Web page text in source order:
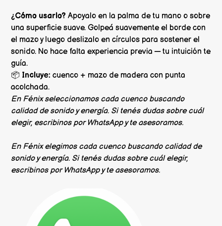
¿Cómo usarlo? Apoyalo en la palma de tu mano o sobre
una superficie suave. Golpeá suavemente el borde con
el mazo y luego deslizalo en círculos para sostener el
sonido. No hace falta experiencia previa — tu intuición te
guía.
📦 Incluye: cuenco + mazo de madera con punta
acolchada.
En Fénix seleccionamos cada cuenco buscando
calidad de sonido y energía. Si tenés dudas sobre cuál
elegir, escribinos por WhatsApp y te asesoramos.
En Fénix elegimos cada cuenco buscando calidad de
sonido y energía. Si tenés dudas sobre cuál elegir,
escribinos por WhatsApp y te asesoramos.